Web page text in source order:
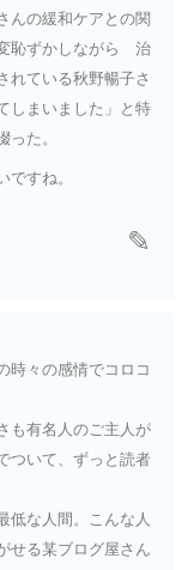
んの緩和ケアとの関
恥ずかしながら 治
れている秋野暢子さ
しまいました」と特
った。
ですね。
時々の感情でコロコ
も有名人のご主人が
ついて、ずっと読者
低な人間。こんな人
せる某ブログ屋さん